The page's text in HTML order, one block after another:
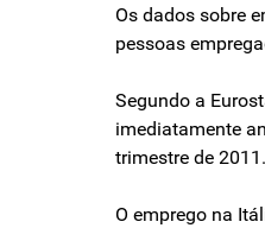
Os dados sobre
pessoas
Segundo a
imediatamente
trimestre de 2011.
O emprego na